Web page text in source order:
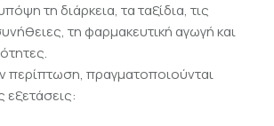
τη διάρκεια, τα ταξίδια, τις
τη φαρμακευτική αγωγή και
περίπτωση, πραγματοποιούνται
εξετάσεις: